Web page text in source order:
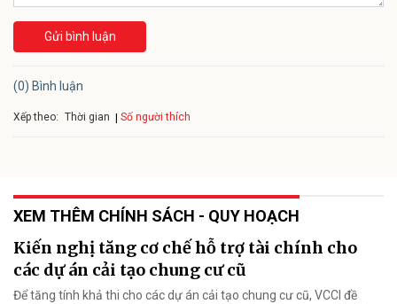
Gửi bình luận
(0) Bình luận
Xếp theo: Thời gian Số người thích
XEM THÊM CHÍNH SÁCH - QUY HOẠCH
Kiến nghị tăng cơ chế hỗ trợ tài chính cho
các dự án cải tạo chung cư cũ
Để tăng tính khả thi cho các dự án cải tạo chung cư cũ, VCCI đề